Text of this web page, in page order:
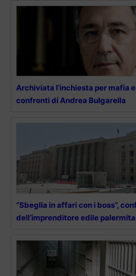
Archiviata l’inchiesta per mafia
confronti di Andrea Bulgarella
“Sbeglia in affari con i boss”,
dell’imprenditore edile